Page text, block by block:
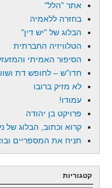
אתר "הלל"
בחזרה ללאמיה
הבלוג של "יש דין"
הטלוויזיה החברתית
הסיפור האמיתי
חדו"ש – לחופש דת
לא מזיק ברובו
עמודו!
פרויקט בן יהודה
קרוא וכתוב, הבלוג של
תניח את המספריים
קטגוריות